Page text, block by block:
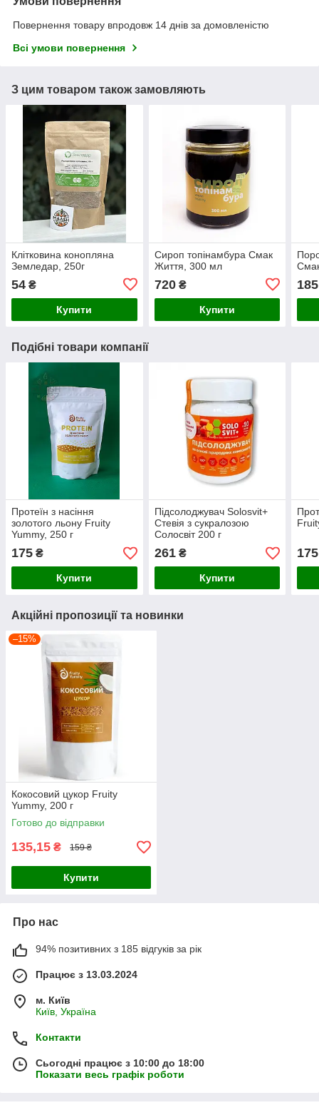
Повернення товару впродовж 14 днів за домовленістю
Всі умови повернення
З цим товаром також замовляють
Клітковина конопляна
Земледар, 250г
54 ₴
Купити
Сироп топінамбура Смак
Життя, 300 мл
720₴
Купити
185
Подібні товари компанії
Протеїн з насіння
золотого льону Fruity
Yummy, 250 г
175 ₴
Купити
Підсолоджувач Solosvit+
Стевія з сукралозою
Солосвіт 200 г
261₴
Купити
175
Акційні пропозиції та новинки
–15%
Кокосовий цукор Fruity
Yummy, 200 г
Готово до відправки
135,15 ₴ 159 ₴
Купити
Про нас
94% позитивних з 185 відгуків за рік
Працює з 13.03.2024
м. Київ
Київ, Україна
Контакти
Сьогодні працює з 10:00 до 18:00
Показати весь графік роботи